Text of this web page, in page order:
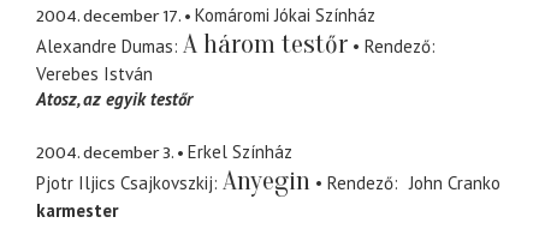
2004. december 17.
Komáromi Jókai Színház
Alexandre Dumas A három testőr
Rendező
Verebes István
Atosz az egyik testőr
2004. december 3.
Erkel Színház
Pjotr Iljics Csajkovszkij Anyegin Rendező
John Cranko
karmester